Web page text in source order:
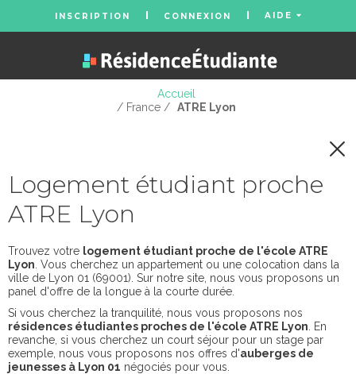
INSCRIPTION CONNEXION AIDE
Accueil
/ France / ATRE Lyon
Logement étudiant proche
ATRE Lyon
Trouvez votre logement étudiant proche de l'école ATRE
Lyon . Vous cherchez un appartement ou une colocation dans la
ville de Lyon 01 (69001). Sur notre site, nous vous proposons un
panel d'offre de la longue à la courte durée.
Si vous cherchez la tranquilité, nous vous proposons nos
résidences étudiantes proches de l'école ATRE Lyon . En
revanche, si vous cherchez un court séjour pour un stage par
exemple, nous vous proposons nos offres d'auberges de
jeunesses à Lyon 01 négociés pour vous.